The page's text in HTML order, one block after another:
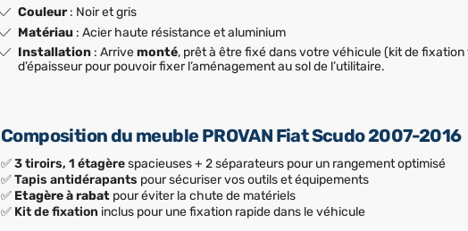
Couleur: Noir et gris
Matériau : Acier haute résistance et aluminium
Installation : Arrivemonté, prêt à être fixé dans votre véhicule (kit de
d’épaisseur pour pouvoir fixer l’aménagement au sol de l’utilitaire.
Composition du meuble PROVAN Fiat Scudo 2007-2016
✅3 tiroirs, 1 étagèrespacieuses + 2 séparateurs pour un rangement optimisé
✅Tapis antidérapants pour sécuriser vos outils et équipements
✅ Etagère à rabat pour éviter la chute de matériels
✅ Kit de fixation inclus pour une fixation rapide dans le véhicule